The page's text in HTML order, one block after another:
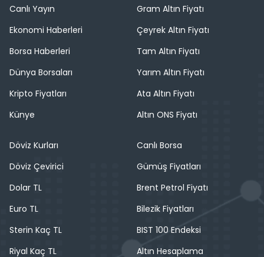
Canlı Yayın
Ekonomi Haberleri
Borsa Haberleri
Dünya Borsaları
Kripto Fiyatları
Künye
Gram Altın Fiyatı
Çeyrek Altın Fiyatı
Tam Altın Fiyatı
Yarım Altın Fiyatı
Ata Altın Fiyatı
Altın ONS Fiyatı
Döviz Kurları
Döviz Çevirici
Dolar TL
Euro TL
Sterin Kaç TL
Riyal Kaç TL
Canlı Borsa
Gümüş Fiyatları
Brent Petrol Fiyatı
Bilezik Fiyatları
BIST 100 Endeksi
Altın Hesaplama